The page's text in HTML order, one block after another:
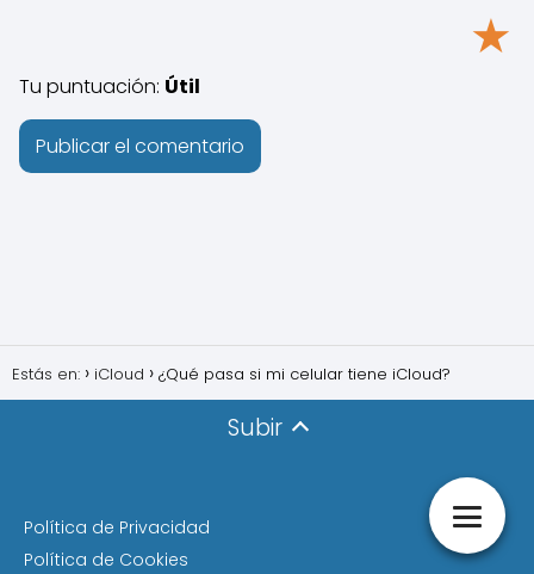
★
Tu puntuación: Útil
Estás en: iCloud ¿Qué pasa si mi celular tiene iCloud?
Subir
Política de Privacidad
Política de Cookies